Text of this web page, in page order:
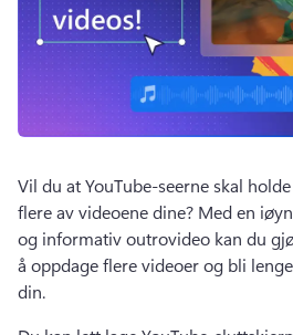
Vil du at YouTube-seerne skal
flere av videoene dine? Med en
og informativ outrovideo kan du
å oppdage flere videoer og bli
din.